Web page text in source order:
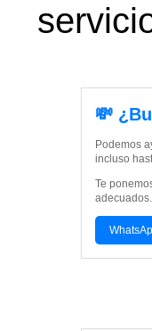
💸
Podemos
incluso
Te